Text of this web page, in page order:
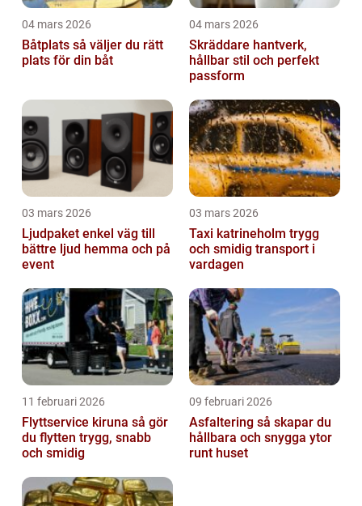
04 mars 2026
Båtplats så väljer du rätt
plats för din båt
04 mars 2026
Skräddare hantverk,
hållbar stil och perfekt
passform
03 mars 2026
Ljudpaket enkel väg till
bättre ljud hemma och på
event
03 mars 2026
Taxi katrineholm trygg
och smidig transport i
vardagen
11 februari 2026
Flyttservice kiruna så gör
du flytten trygg, snabb
och smidig
09 februari 2026
Asfaltering så skapar du
hållbara och snygga ytor
runt huset